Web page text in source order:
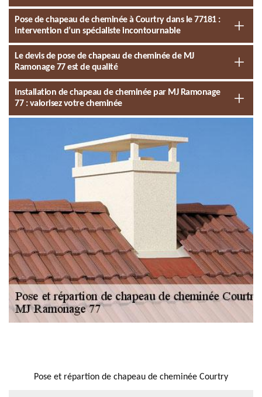
Pose de chapeau de cheminée à Courtry dans le 77181 :
intervention d’un spécialiste incontournable
Le devis de pose de chapeau de cheminée de MJ
Ramonage 77 est de qualité
Installation de chapeau de cheminée par MJ Ramonage
77 : valorisez votre cheminée
Pose et répartion de chapeau de cheminée Courtry